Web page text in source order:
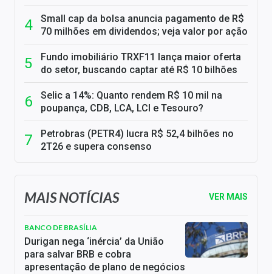
Small cap da bolsa anuncia pagamento de R$
70 milhões em dividendos; veja valor por ação
Fundo imobiliário TRXF11 lança maior oferta
do setor, buscando captar até R$ 10 bilhões
Selic a 14%: Quanto rendem R$ 10 mil na
poupança, CDB, LCA, LCI e Tesouro?
Petrobras (PETR4) lucra R$ 52,4 bilhões no
2T26 e supera consenso
MAIS NOTÍCIAS VER MAIS
BANCO DE BRASÍLIA
Durigan nega ‘inércia’ da União
para salvar BRB e cobra
apresentação de plano de negócios